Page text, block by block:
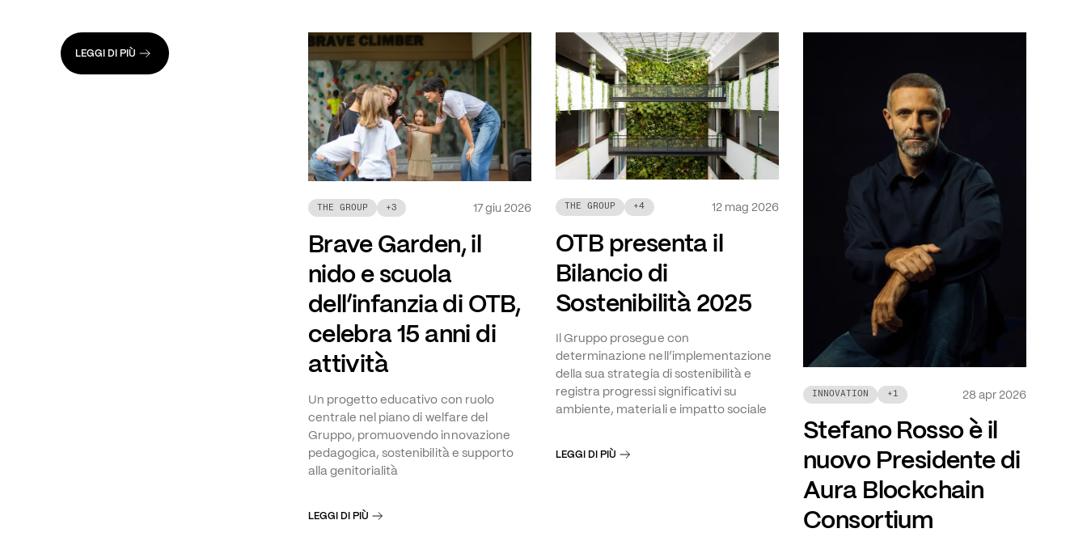
LEGGI DI PIÙ
THE GROUP +3 17 giu 2026
Brave Garden, il
nido e scuola
dell’infanzia di OTB,
celebra 15 anni di
attività
Un progetto educativo con ruolo
centrale nel piano di welfare del
Gruppo, promuovendo innovazione
pedagogica, sostenibilità e supporto
alla genitorialità
LEGGI DI PIÙ
THE GROUP +4 12 mag 2026
OTB presenta il
Bilancio di
Sostenibilità 2025
Il Gruppo prosegue con
determinazione nell’implementazione
della sua strategia di sostenibilità e
registra progressi significativi su
ambiente, materiali e impatto sociale
LEGGI DI PIÙ
INNOVATION +1 28 apr 2026
Stefano Rosso è il
nuovo Presidente di
Aura Blockchain
Consortium